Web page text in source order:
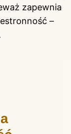
zapewnia
–